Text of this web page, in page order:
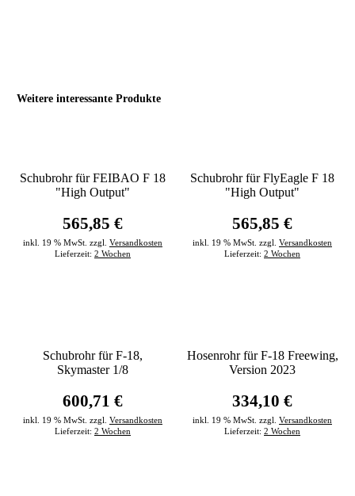
Weitere interessante Produkte
Schubrohr für FEIBAO F 18
"High Output"
565,85 €
inkl. 19 % MwSt. zzgl. Versandkosten
Lieferzeit: 2 Wochen
Schubrohr für FlyEagle F 18
"High Output"
565,85 €
inkl. 19 % MwSt. zzgl. Versandkosten
Lieferzeit: 2 Wochen
Schubrohr für F-18,
Skymaster 1/8
600,71 €
inkl. 19 % MwSt. zzgl. Versandkosten
Lieferzeit: 2 Wochen
Hosenrohr für F-18 Freewing,
Version 2023
334,10 €
inkl. 19 % MwSt. zzgl. Versandkosten
Lieferzeit: 2 Wochen